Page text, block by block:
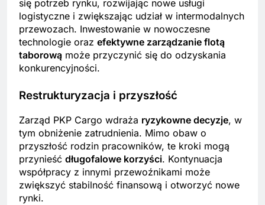
się potrzeb rynku, rozwijając nowe usługi
logistyczne i zwiększając udział w intermodalnych
przewozach. Inwestowanie w nowoczesne
technologie oraz efektywne zarządzanie flotą
taborową może przyczynić się do odzyskania
konkurencyjności.
Restrukturyzacja i przyszłość
Zarząd PKP Cargo wdraża ryzykowne decyzje, w
tym obniżenie zatrudnienia. Mimo obaw o
przyszłość rodzin pracowników, te kroki mogą
przynieść długofalowe korzyści. Kontynuacja
współpracy z innymi przewoźnikami może
zwiększyć stabilność finansową i otworzyć nowe
rynki.